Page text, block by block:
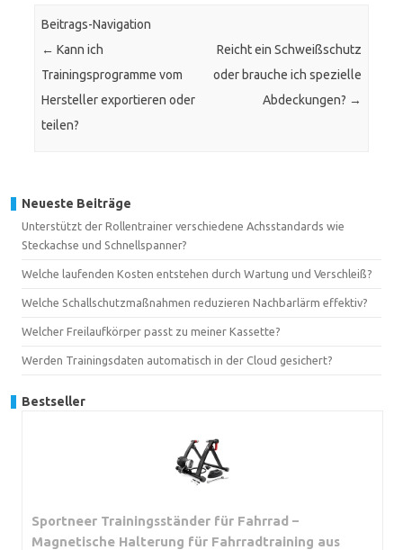
Beitrags-Navigation
← Kann ich
Trainingsprogramme vom
Hersteller exportieren oder
teilen?
Reicht ein Schweißschutz
oder brauche ich spezielle
Abdeckungen? →
Neueste Beiträge
Unterstützt der Rollentrainer verschiedene Achsstandards wie
Steckachse und Schnellspanner?
Welche laufenden Kosten entstehen durch Wartung und Verschleiß?
Welche Schallschutzmaßnahmen reduzieren Nachbarlärm effektiv?
Welcher Freilaufkörper passt zu meiner Kassette?
Werden Trainingsdaten automatisch in der Cloud gesichert?
Bestseller
Sportneer Trainingsständer für Fahrrad –
Magnetische Halterung für Fahrradtraining aus